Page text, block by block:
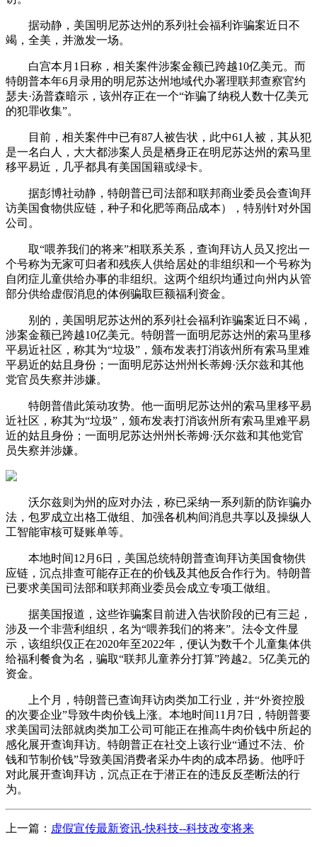
据动静，美国明尼苏达州的系列社会福利诈骗案近日不
竭，全美，并激发一场。
白宫本月1日称，相关案件涉案金额已跨越10亿美元。而
特朗普本年6月录用的明尼苏达州地域代办署理联邦查察官约
瑟夫·汤普森暗示，该州存正在一个“诈骗了纳税人数十亿美元
的犯罪收集”。
目前，相关案件中已有87人被告状，此中61人被，其从犯
是一名白人，大大都涉案人员是栖身正在明尼苏达州的索马里
移平易近，几乎都具有美国国籍或绿卡。
据彭博社动静，特朗普已司法部和联邦商业委员会查询拜
访美国食物供应链，种子和化肥等商品成本），特别针对外国
公司。
取“喂养我们的将来”相联系关系，查询拜访人员又挖出一
个号称为无家可归者和残疾人供给居处的非组织和一个号称为
自闭症儿童供给办事的非组织。这两个组织均通过向州内从管
部分供给虚假消息的体例骗取巨额福利资金。
别的，美国明尼苏达州的系列社会福利诈骗案近日不竭，
涉案金额已跨越10亿美元。特朗普一面明尼苏达州的索马里移
平易近社区，称其为“垃圾”，颁布发表打消该州所有索马里难
平易近的姑且身份；一面明尼苏达州州长蒂姆·沃尔兹和其他
党官员失察并涉嫌。
特朗普借此策动攻势。他一面明尼苏达州的索马里移平易
近社区，称其为“垃圾”，颁布发表打消该州所有索马里难平易
近的姑且身份；一面明尼苏达州州长蒂姆·沃尔兹和其他党官
员失察并涉嫌。
沃尔兹则为州的应对办法，称已采纳一系列新的防诈骗办
法，包罗成立出格工做组、加强各机构间消息共享以及操纵人
工智能审核可疑账单等。
本地时间12月6日，美国总统特朗普查询拜访美国食物供
应链，沉点排查可能存正在的价钱及其他反合作行为。特朗普
已要求美国司法部和联邦商业委员会成立专项工做组。
据美国报道，这些诈骗案目前进入告状阶段的已有三起，
涉及一个非营利组织，名为“喂养我们的将来”。法令文件显
示，该组织仅正在2020年至2022年，便认为数千个儿童集体供
给福利餐食为名，骗取“联邦儿童养分打算”跨越2。5亿美元的
资金。
上个月，特朗普已查询拜访肉类加工行业，并“外资控股
的次要企业”导致牛肉价钱上涨。本地时间11月7日，特朗普要
求美国司法部就肉类加工公司可能正在推高牛肉价钱中所起的
感化展开查询拜访。特朗普正在社交上该行业“通过不法、价
钱和节制价钱”导致美国消费者采办牛肉的成本昂扬。他呼吁
对此展开查询拜访，沉点正在于潜正在的违反反垄断法的行
为。
上一篇： 虚假宣传最新资讯-快科技--科技改变将来